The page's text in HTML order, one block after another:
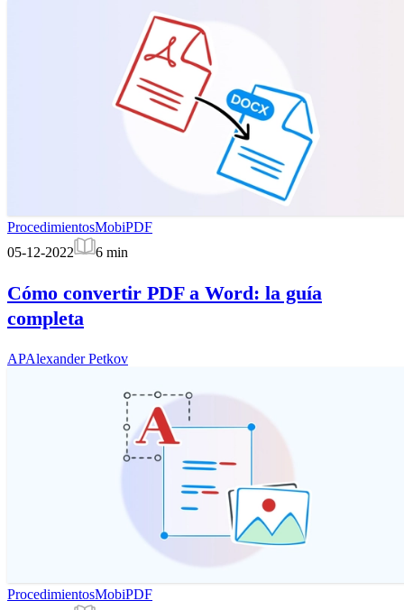
ProcedimientosMobiPDF
05-12-2022
6 min
Cómo convertir PDF a Word: la guía
completa
APAlexander Petkov
ProcedimientosMobiPDF